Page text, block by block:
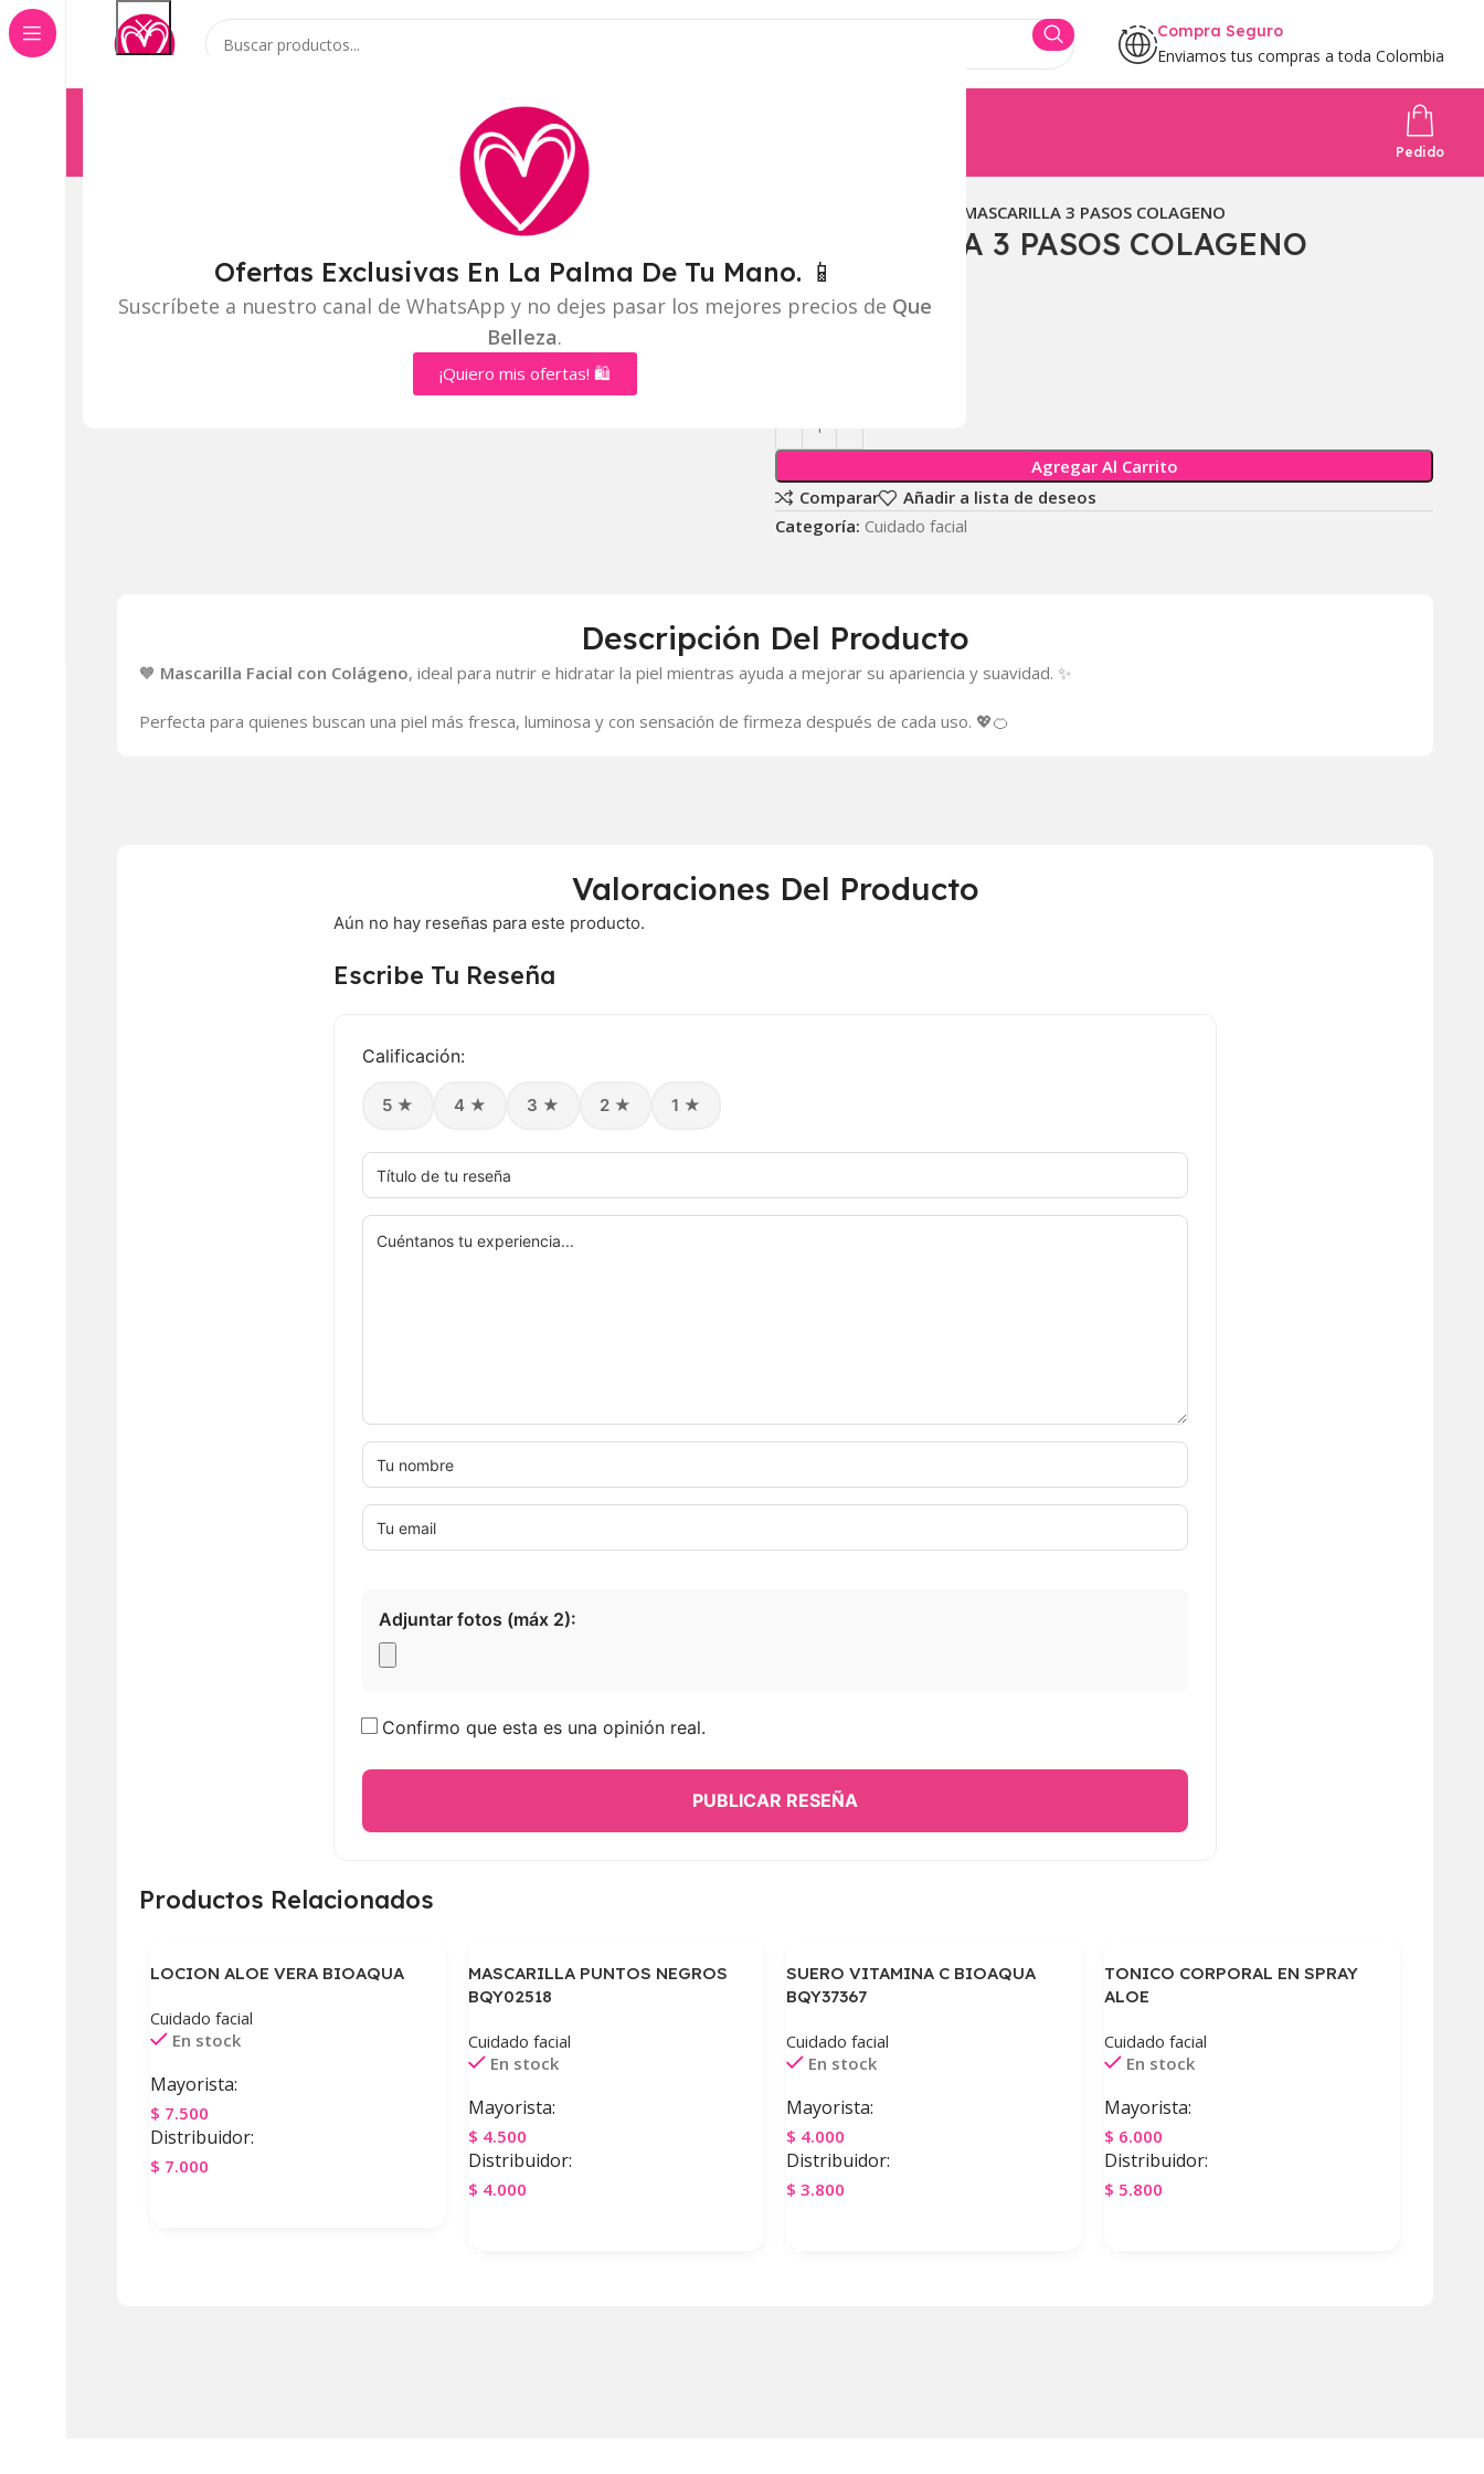
Ofertas Exclusivas En La Palma De Tu Mano. 📱
Suscríbete a nuestro canal de WhatsApp y no dejes pasar los mejores precios de Que
Belleza.
¡Quiero mis ofertas! 🛍️
Compra Seguro
Enviamos tus compras a toda Colombia
Pedido
MASCARILLA 3 PASOS COLAGENO
MASCARILLA 3 PASOS COLAGENO
Mayorista:
$2.200
Agregar Al Carrito
Comparar
Añadir a lista de deseos
Categoría: Cuidado facial
Descripción Del Producto
🧡 Mascarilla Facial con Colágeno, ideal para nutrir e hidratar la piel mientras ayuda a mejorar su apariencia y suavidad. ✨
Perfecta para quienes buscan una piel más fresca, luminosa y con sensación de firmeza después de cada uso. 💖🍊
Valoraciones Del Producto
Aún no hay reseñas para este producto.
Escribe Tu Reseña
Calificación:
5 ★ 4 ★ 3 ★ 2 ★ 1 ★
Adjuntar fotos (máx 2):
Confirmo que esta es una opinión real.
PUBLICAR RESEÑA
Productos Relacionados
LOCION ALOE VERA BIOAQUA
Cuidado facial
En stock
Mayorista:
$ 7.500
Distribuidor:
$ 7.000
MASCARILLA PUNTOS NEGROS
BQY02518
Cuidado facial
En stock
Mayorista:
$ 4.500
Distribuidor:
$ 4.000
SUERO VITAMINA C BIOAQUA
BQY37367
Cuidado facial
En stock
Mayorista:
$ 4.000
Distribuidor:
$ 3.800
TONICO CORPORAL EN SPRAY
ALOE
Cuidado facial
En stock
Mayorista:
$ 6.000
Distribuidor:
$ 5.800